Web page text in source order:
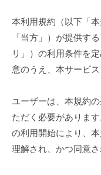
生
i
r
o
本利用規約（以下「
「当方」）が提供す
リ」）の利用条件を
意のうえ、本サービ
ユーザーは、本規約
ただく必要がありま
の利用開始により、
理解され、かつ同意